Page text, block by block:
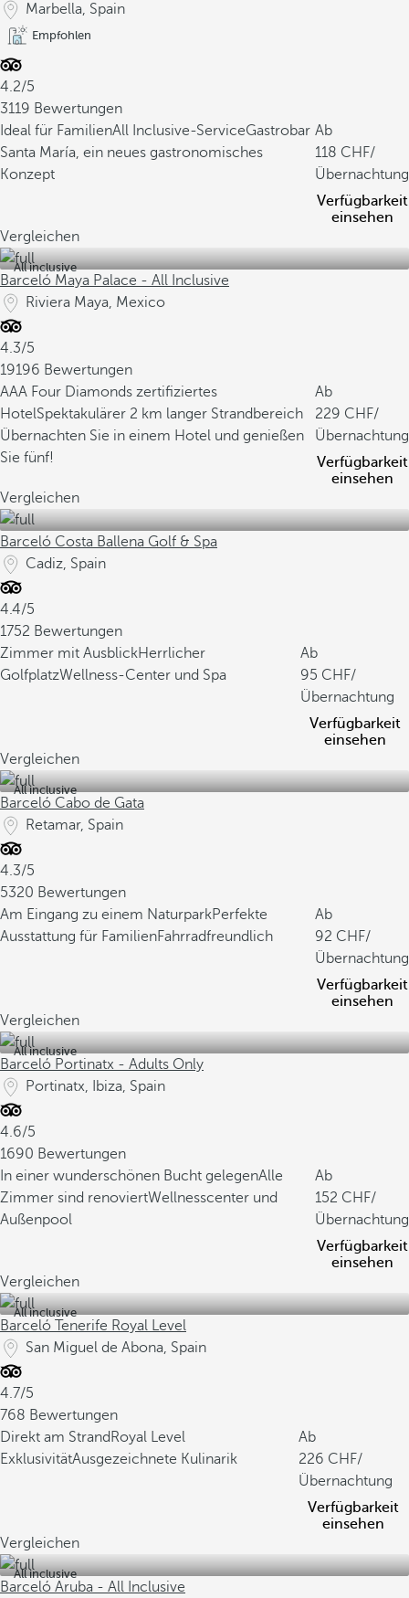
Marbella, Spain
Empfohlen
4.2/5
3119 Bewertungen
Ideal für FamilienAll Inclusive-ServiceGastrobar
Santa María, ein neues gastronomisches
Konzept
Ab
118
/
Übernachtung
Verfügbarkeit
einsehen
Vergleichen
All inclusive
Barceló Maya Palace - All Inclusive
Riviera Maya, Mexico
4.3/5
19196 Bewertungen
AAA Four Diamonds zertifiziertes
HotelSpektakulärer 2 km langer Strandbereich
Übernachten Sie in einem Hotel und genießen
Sie fünf!
Ab
229
/
Übernachtung
Verfügbarkeit
einsehen
Vergleichen
Barceló Costa Ballena Golf & Spa
Cadiz, Spain
4.4/5
1752 Bewertungen
Zimmer mit AusblickHerrlicher
GolfplatzWellness-Center und Spa
Ab
95
/
Übernachtung
Verfügbarkeit
einsehen
Vergleichen
All inclusive
Barceló Cabo de Gata
Retamar, Spain
4.3/5
5320 Bewertungen
Am Eingang zu einem NaturparkPerfekte
Ausstattung für FamilienFahrradfreundlich
Ab
92
/
Übernachtung
Verfügbarkeit
einsehen
Vergleichen
All inclusive
Barceló Portinatx - Adults Only
Portinatx, Ibiza, Spain
4.6/5
1690 Bewertungen
In einer wunderschönen Bucht gelegenAlle
Zimmer sind renoviertWellnesscenter und
Außenpool
Ab
152
/
Übernachtung
Verfügbarkeit
einsehen
Vergleichen
All inclusive
Barceló Tenerife Royal Level
San Miguel de Abona, Spain
4.7/5
768 Bewertungen
Direkt am Strand Royal Level
ExklusivitätAusgezeichnete Kulinarik
Ab
226
/
Übernachtung
Verfügbarkeit
einsehen
Vergleichen
All inclusive
Barceló Aruba - All Inclusive